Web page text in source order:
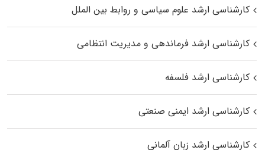
کارشناسی ارشد علوم سیاسی و روابط بین الملل
کارشناسی ارشد فرماندهی و مدیریت انتظامی
کارشناسی ارشد فلسفه
کارشناسی ارشد ایمنی صنعتی
کارشناسی ارشد زبان آلمانی